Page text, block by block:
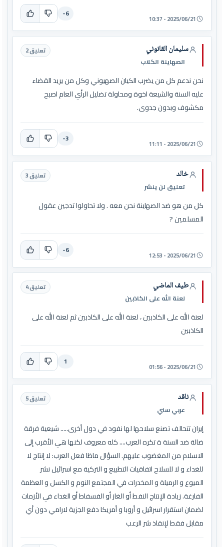
2025/06/21 - 10:37
-6
سليمان القانوني
الصهاينة الكلاب
تعليق 2
نحن ندعم كل من يضرب الكيان الصهيوني وكل من يريد القضاء
عليه السنة والشيعة اخوة ومحاولة تضليل الرأي العام اصبح
مكشوف وبدون جدوى.
2025/06/21 - 11:11
-3
خالد
تعليق لن ينشر
تعليق 3
كل من هو ضد الصهاينة نحن معه . ولا تحاولوا تدجين عقول
المسلمين ?
2025/06/21 - 12:53
-6
طيف الماضي
لعنة الله على الكاذبين
تعليق 4
لعنة الله على الكاذبين ، لعنة الله على الكاذبين ثم لعنة الله على
الكاذبين
2025/06/21 - 01:56
1
ناقد
عربي سني
تعليق 5
إيران تتحالف تصنع سلاحها لها نفود في دول أخرى..... شيعية فرقة
ضالة ضد السنة ة تكره العرب.... كله معروف لكنها هي الأقرب إلى
الاسلام من المغضوب عليهم. السؤال ماظا فعل العرب: لا إنتاج لا
للغداء و لا للسلاح اتفاقيات التطبيع و التركية مع اسرائيل نشر
الميوع و الرميلة و المخدرات في المجتمع النوم و الكسل و العظمة
الفارغة. زيادة الإنتاج النفط أو الغاز أو الفسفاط أو الغداء في الأزمات
لضمان استقرار اسرائيل و أروبا و أمريكا دفع الجزية لارامي دون أي
مقابل فقط لإنقاذ شر الرعب